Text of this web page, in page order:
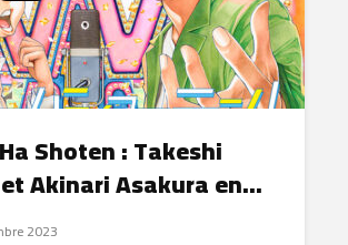
Shoten : Takeshi
Akinari Asakura en...
2023